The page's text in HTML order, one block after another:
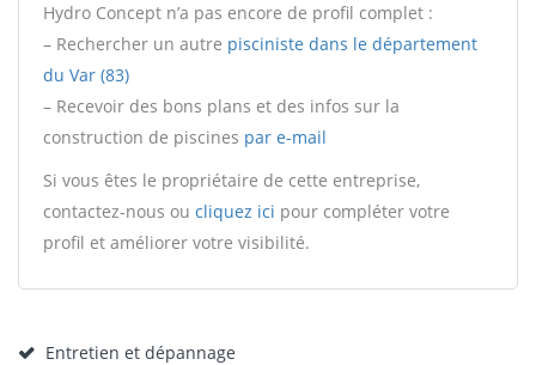
Hydro Concept n’a pas encore de profil complet :
– Rechercher un autre pisciniste dans le département
du Var (83)
– Recevoir des bons plans et des infos sur la
construction de piscines par e-mail
Si vous êtes le propriétaire de cette entreprise,
contactez-nous ou cliquez ici pour compléter votre
profil et améliorer votre visibilité.
Entretien et dépannage